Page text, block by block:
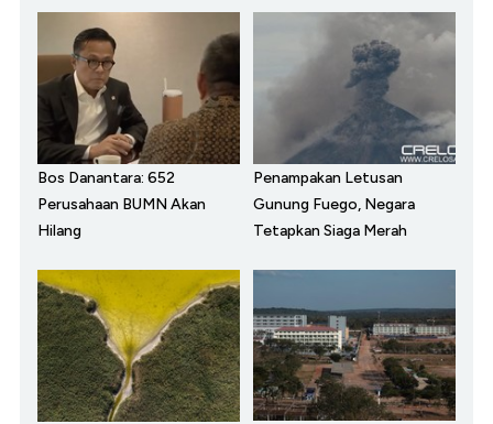
Bos Danantara: 652
Perusahaan BUMN Akan
Hilang
Penampakan Letusan
Gunung Fuego, Negara
Tetapkan Siaga Merah